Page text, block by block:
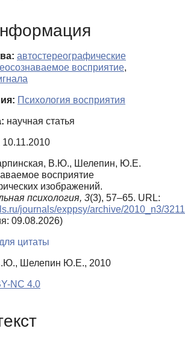
автостереографические
восприятие,
Психология восприятия
научная статья
10.11.2010
В.Ю., Шелепин, Ю.Е.
восприятие
изображений.
психология, 3(3), 57–65. URL:
journals/exppsy/archive/2010_n3/
09.08.2026)
цитаты
Шелепин Ю.Е., 2010
NC 4.0